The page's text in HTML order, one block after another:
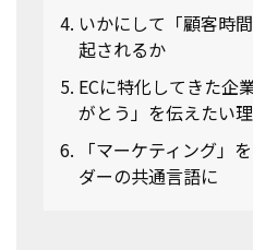
いかにして「顧客時
起されるか
ECに特化してきた企
がとう」を伝えたい
「マーケティング」
ダーの共通言語に